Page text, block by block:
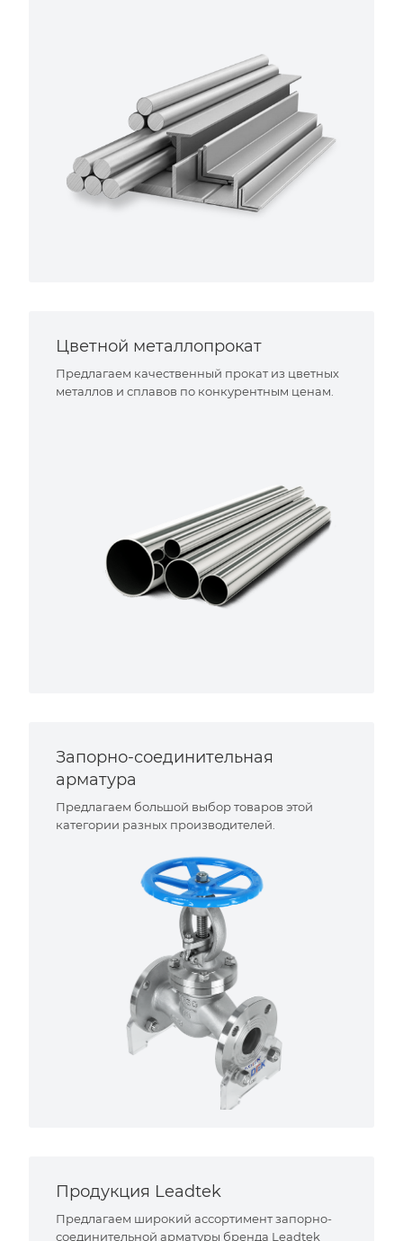
Цветной металлопрокат
Предлагаем качественный прокат из цветных
металлов и сплавов по конкурентным ценам.
Запорно-соединительная
арматура
Предлагаем большой выбор товаров этой
категории разных производителей.
Продукция Leadtek
Предлагаем широкий ассортимент запорно-
соединительной арматуры бренда Leadtek